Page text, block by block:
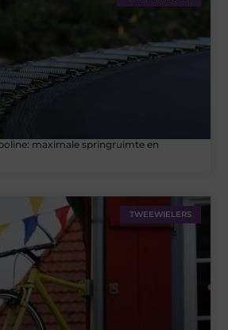
maximale springruimte en
TWEEWIELERS